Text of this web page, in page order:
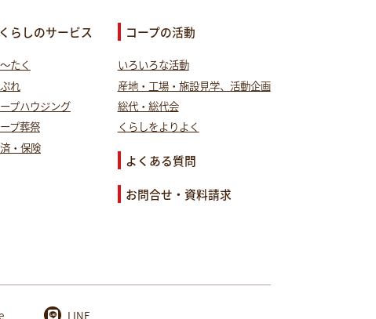
くらしのサービス
たく
れ
プハウジング
プ葬祭
・保険
コープの活動
いろいろな活動
産地・工場・施設見学、活動企画
総代・総代会
くらしをよりよく
よくある質問
お問合せ・資料請求
LINE